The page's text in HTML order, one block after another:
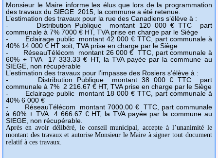
Monsieur le Maire informe les élus que lors de la programmation
des travaux du SIEGE 2015, la commune a été retenue.
L’estimation des travaux pour la rue des Canadiens s’élève à :
-
Distribution Publique montant 120 000 € TTC
part
communale à 7% 7000 € HT, TVA prise en charge par le Siège
-
Eclairage public
montant 42 000 € TTC, part communale à
40% 14 000 € HT soit, TVA prise en charge par le Siège
-
RéseauTélécom montant 26 000 € TTC, part communale à
60% + TVA
17 333.33 € HT, la TVA payée par la commune au
SIEGE, non récupérable
L’estimation des travaux pour l’impasse des Rosiers s’élève à :
-
Distribution Publique montant 38 000 € TTC
part
communale à 7% 2 216.67 € HT, TVA prise en charge par le Siège
-
Eclairage public
montant 18 000 € TTC, part communale à
40% 6 000 €
-
RéseauTélécom montant 7000.00 € TTC, part communale
à 60% + TVA
4 666.67 € HT, la TVA payée par la commune au
SIEGE, non récupérable.
Après en avoir délibéré, le conseil municipal, accepte à l’unanimité le
montant des travaux et autorise Monsieur le Maire à signer tout document
relatif à ces travaux.